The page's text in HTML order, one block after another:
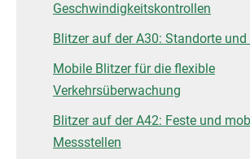
Geschwindigkeitskontrollen
Blitzer auf der A30: Standorte
Mobile Blitzer für die flexible
Verkehrsüberwachung
Blitzer auf der A42: Feste und
Messstellen